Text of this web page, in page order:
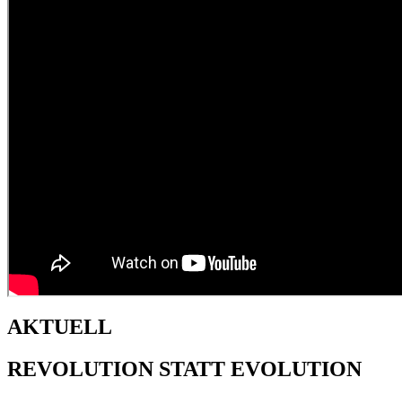
AKTUELL
REVOLUTION STATT EVOLUTION